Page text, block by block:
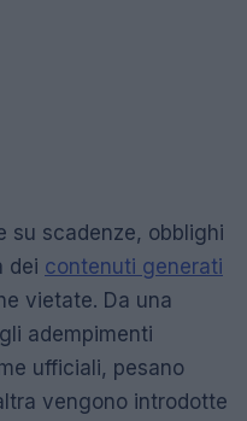
su scadenze, obblighi
dei contenuti generati
vietate. Da una
adempimenti
ufficiali, pesano
vengono introdotte